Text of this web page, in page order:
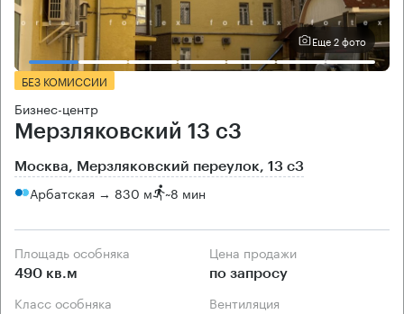
Еще 2 фото
БЕЗ КОМИССИИ
Бизнес-центр
Мерзляковский 13 с3
Москва, Мерзляковский переулок, 13 с3
Арбатская → 830 м ~8 мин
Площадь особняка
490 кв.м
Цена продажи
по запросу
Класс особняка Вентиляция